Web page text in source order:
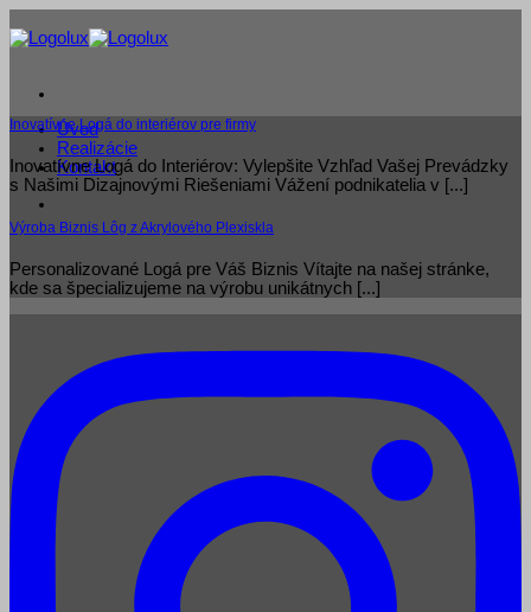
to
Úvod
Realizácie
Kontakt
Inovatívne Logá do interiérov pre firmy
Inovatívne Logá do Interiérov: Vylepšite Vzhľad Vašej Prevádzky
s Našimi Dizajnovými Riešeniami Vážení podnikatelia v [...]
Výroba Biznis Lôg z Akrylového Plexiskla
Personalizované Logá pre Váš Biznis Vítajte na našej stránke,
kde sa špecializujeme na výrobu unikátnych [...]